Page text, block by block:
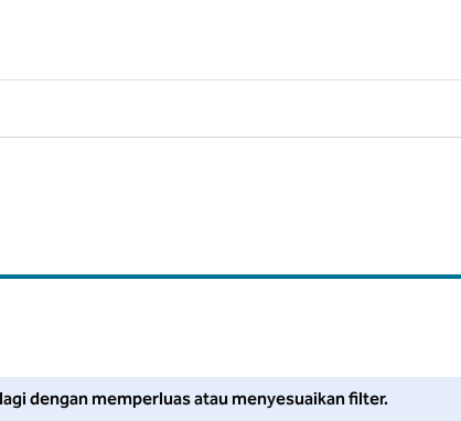
filter atau coba perluas pencarian Anda untuk
dengan memperluas atau menyesuaikan filter.